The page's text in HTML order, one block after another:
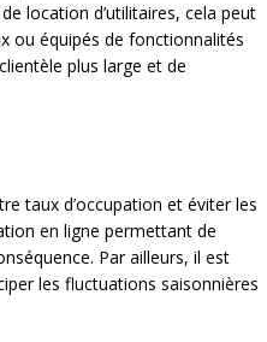
location d’utilitaires, cela peut
ou équipés de fonctionnalités
plus large et de
taux d’occupation et éviter les
en ligne permettant de
Par ailleurs, il est
les fluctuations saisonnières